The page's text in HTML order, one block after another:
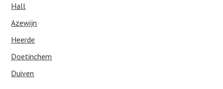
Hall
Azewijn
Heerde
Doetinchem
Duiven